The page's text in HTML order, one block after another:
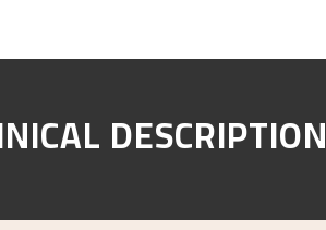
DESCRIPTION